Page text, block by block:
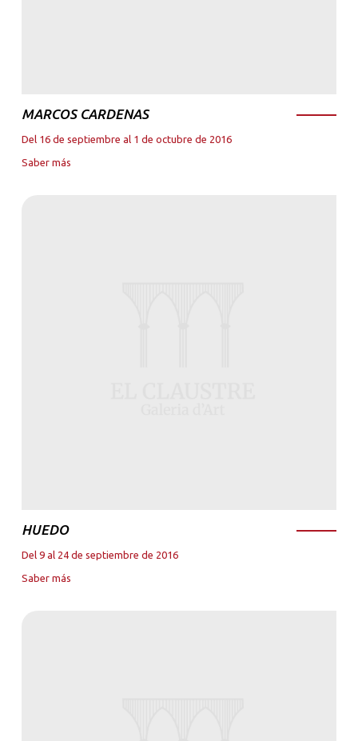
MARCOS CARDENAS
Del 16 de septiembre al 1 de octubre de 2016
Saber más
HUEDO
Del 9 al 24 de septiembre de 2016
Saber más